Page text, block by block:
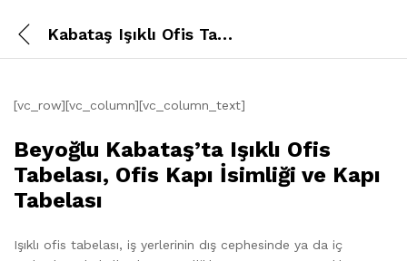
Kabataş Işıklı Ofis Tabelası
[vc_row][vc_column][vc_column_text]
Beyoğlu Kabataş’ta Işıklı Ofis
Tabelası, Ofis Kapı İsimliği ve Kapı
Tabelası
Işıklı ofis tabelası, iş yerlerinin dış cephesinde ya da iç